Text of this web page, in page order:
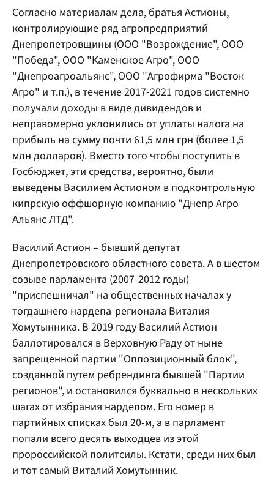
Согласно материалам дела, братья Астионы,
контролирующие ряд агропредприятий
Днепропетровщины (ООО "Возрождение", ООО
"Победа", ООО "Каменское Агро", ООО
"Днепроагроальянс", ООО "Агрофирма "Восток
Агро" и т.п.), в течение 2017-2021 годов системно
получали доходы в виде дивидендов и
неправомерно уклонились от уплаты налога на
прибыль на сумму почти 61,5 млн грн (более 1,5
млн долларов). Вместо того чтобы поступить в
Госбюджет, эти средства, вероятно, были
выведены Василием Астионом в подконтрольную
кипрскую оффшорную компанию "Днепр Агро
Альянс ЛТД".
Василий Астион – бывший депутат
Днепропетровского областного совета. А в шестом
созыве парламента (2007-2012 годы)
"приспешничал" на общественных началах у
тогдашнего нардепа-регионала Виталия
Хомутынника. В 2019 году Василий Астион
баллотировался в Верховную Раду от ныне
запрещенной партии "Оппозиционный блок",
созданной путем ребрендинга бывшей "Партии
регионов", и остановился буквально в нескольких
шагах от избрания нардепом. Его номер в
партийных списках был 20-м, а в парламент
попали всего десять выходцев из этой
пророссийской политсилы. Кстати, среди них был
и тот самый Виталий Хомутынник.